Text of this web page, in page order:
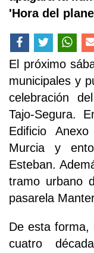
'Hora del
El próximo
municipales y
celebración
Tajo-Segura.
Edificio
Murcia y
Esteban.
tramo urbano
pasarela
De esta forma,
cuatro